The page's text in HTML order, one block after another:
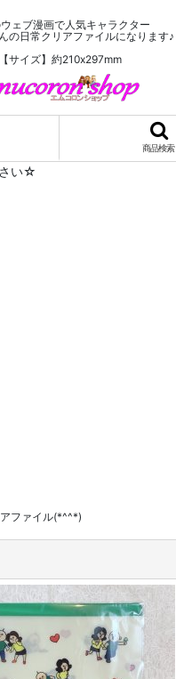
ェブ漫画で人気キャラクター
の日常クリアファイルになります♪
【サイズ】約210x297mm
商品検索
い☆
ファイル(*^^*)